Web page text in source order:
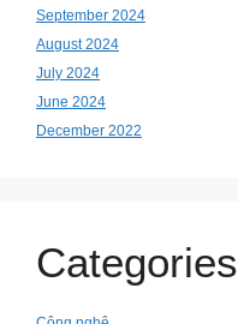
September 2024
August 2024
July 2024
June 2024
December 2022
Categories